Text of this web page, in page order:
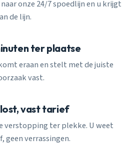
onze 24/7 spoedlijn en u krijgt
de lijn.
ter plaatse
eraan en stelt met de juiste
vast.
vast tarief
verstopping ter plekke. U weet
geen verrassingen.